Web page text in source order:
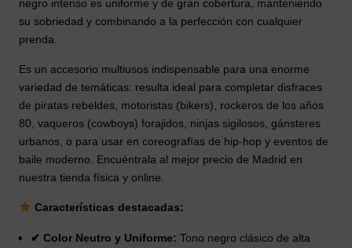
negro intenso es uniforme y de gran cobertura, manteniendo
su sobriedad y combinando a la perfección con cualquier
prenda.
Es un accesorio multiusos indispensable para una enorme
variedad de temáticas: resulta ideal para completar disfraces
de piratas rebeldes, motoristas (bikers), rockeros de los años
80, vaqueros (cowboys) forajidos, ninjas sigilosos, gánsteres
urbanos, o para usar en coreografías de hip-hop y eventos de
baile moderno. Encuéntrala al mejor precio de Madrid en
nuestra tienda física y online.
Características destacadas:
✔ Color Neutro y Uniforme: Tono negro clásico de alta